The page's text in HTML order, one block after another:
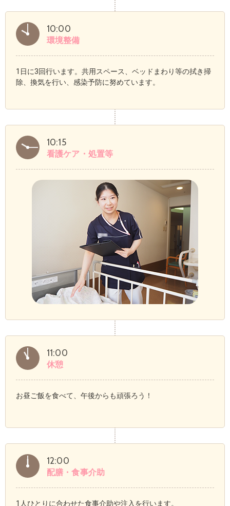
10:00
環境整備
1日に3回行います。共用スペース、ベッドまわり等の拭き掃
除、換気を行い、感染予防に努めています。
10:15
看護ケア・処置等
11:00
休憩
お昼ご飯を食べて、午後からも頑張ろう！
12:00
配膳・食事介助
1人ひとりに合わせた食事介助や注入を行います。